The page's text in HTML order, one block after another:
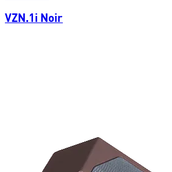
VZN.1i Noir